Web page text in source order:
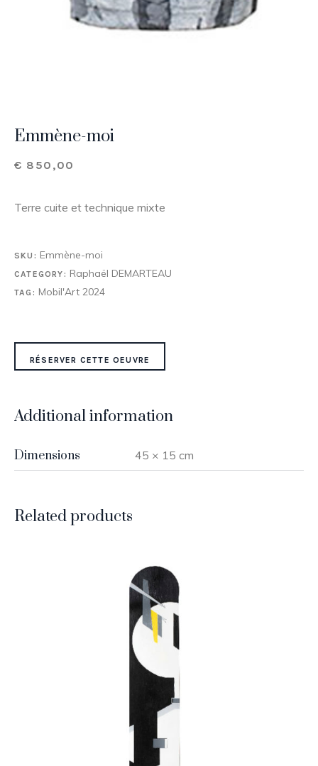
Emmène-moi
€ 850,00
Terre cuite et technique mixte
SKU: Emmène-moi
CATEGORY: Raphaël DEMARTEAU
TAG: Mobil'Art 2024
RÉSERVER CETTE OEUVRE
Additional information
Dimensions 45 × 15 cm
Related products